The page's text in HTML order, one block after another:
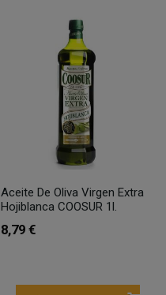
Aceite De Oliva Virgen Extra
Hojiblanca COOSUR 1l.
8,79 €